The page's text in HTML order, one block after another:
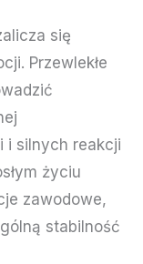
się
Przewlekłe
i silnych reakcji
życiu
zawodowe,
stabilność